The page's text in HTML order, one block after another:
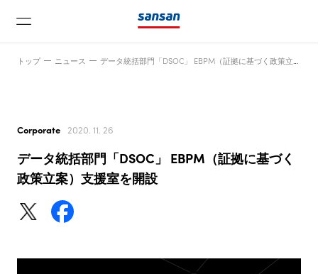
ニュース
サービス
テクノロジー
トップ ニュース
Corporate 2020. 11. 26
データ統括部門「DSOC」 EBPM（証拠に基づく
政策立案）支援室を開設